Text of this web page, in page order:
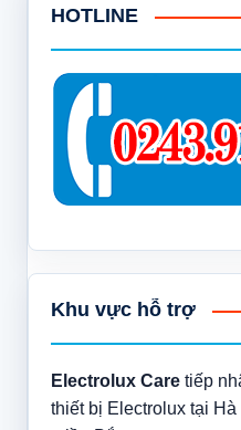
HOTLINE
Khu vực hỗ trợ
Electrolux Caretiếp
thiết bị Electrolux tại